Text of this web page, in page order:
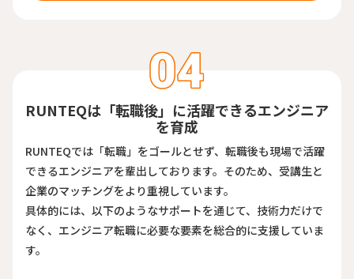
RUNTEQは「転職後」に活躍できるエンジニア
を育成
RUNTEQでは「転職」をゴールとせず、転職後も現場で活躍
できるエンジニアを輩出しております。そのため、受講生と
企業のマッチングをより重視しています。
具体的には、以下のようなサポートを通じて、技術力だけで
なく、エンジニア転職に必要な要素を総合的に支援していま
す。